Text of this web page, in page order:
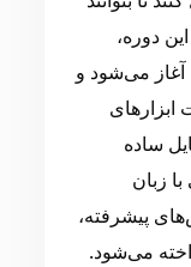
دوره،
آغاز می‌شود و
ابزارهای
ساده
زبان
پیشرفته،
می‌شود.